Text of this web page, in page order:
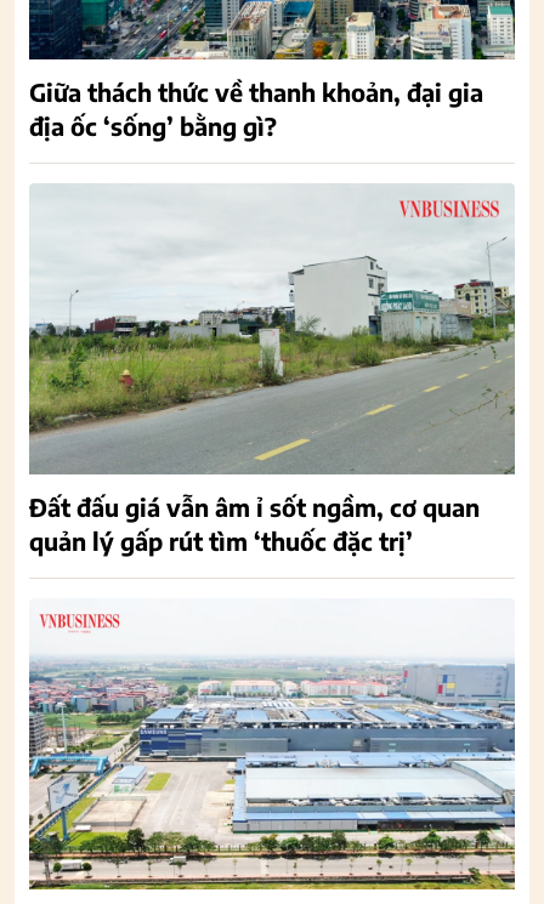
Giữa thách thức về thanh khoản, đại gia
địa ốc ‘sống’ bằng gì?
Đất đấu giá vẫn âm ỉ sốt ngầm, cơ quan
quản lý gấp rút tìm ‘thuốc đặc trị’